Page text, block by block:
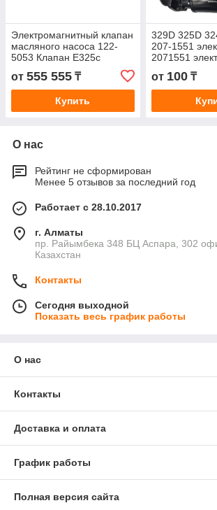
Электромагнитный клапан
масляного насоса 122-
5053 Клапан E325c
Электромагнитный клапан
Gp 122-5053 1225053
от 555 555 ₸
Купить
329D 325D
207-1551
2071551
для
42MT
от 100₸
О нас
Рейтинг не сформирован
Менее 5 отзывов за последний год
Работает с 28.10.2017
г. Алматы
пр. Райымбека 348 БЦ Аспара, 302
Казахстан
Контакты
Сегодня выходной
Показать весь график работы
О нас
Контакты
Доставка и оплата
График работы
Полная версия сайта